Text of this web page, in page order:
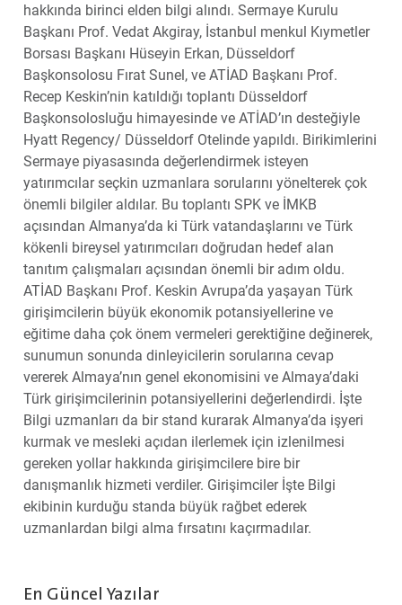
hakkında birinci elden bilgi alındı. Sermaye Kurulu
Başkanı Prof. Vedat Akgiray, İstanbul menkul Kıymetler
Borsası Başkanı Hüseyin Erkan, Düsseldorf
Başkonsolosu Fırat Sunel, ve ATİAD Başkanı Prof.
Recep Keskin’nin katıldığı toplantı Düsseldorf
Başkonsolosluğu himayesinde ve ATİAD’ın desteğiyle
Hyatt Regency/ Düsseldorf Otelinde yapıldı. Birikimlerini
Sermaye piyasasında değerlendirmek isteyen
yatırımcılar seçkin uzmanlara sorularını yönelterek çok
önemli bilgiler aldılar. Bu toplantı SPK ve İMKB
açısından Almanya’da ki Türk vatandaşlarını ve Türk
kökenli bireysel yatırımcıları doğrudan hedef alan
tanıtım çalışmaları açısından önemli bir adım oldu.
ATİAD Başkanı Prof. Keskin Avrupa’da yaşayan Türk
girişimcilerin büyük ekonomik potansiyellerine ve
eğitime daha çok önem vermeleri gerektiğine değinerek,
sunumun sonunda dinleyicilerin sorularına cevap
vererek Almaya’nın genel ekonomisini ve Almaya’daki
Türk girişimcilerinin potansiyellerini değerlendirdi. İşte
Bilgi uzmanları da bir stand kurarak Almanya’da işyeri
kurmak ve mesleki açıdan ilerlemek için izlenilmesi
gereken yollar hakkında girişimcilere bire bir
danışmanlık hizmeti verdiler. Girişimciler İşte Bilgi
ekibinin kurduğu standa büyük rağbet ederek
uzmanlardan bilgi alma fırsatını kaçırmadılar.
En Güncel Yazılar